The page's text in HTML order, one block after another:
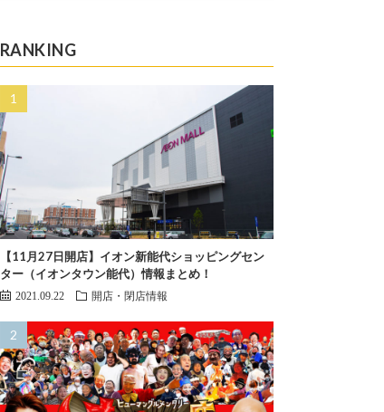
RANKING
【11月27日開店】イオン新能代ショッピングセン
ター（イオンタウン能代）情報まとめ！
2021.09.22 開店・閉店情報